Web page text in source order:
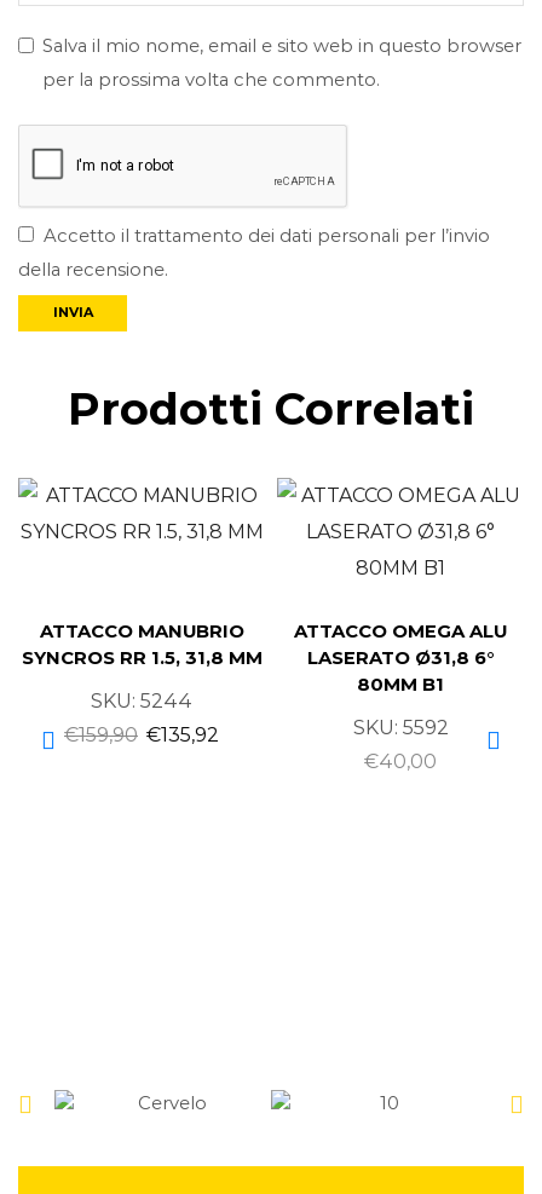
Salva il mio nome, email e sito web in questo browser
per la prossima volta che commento.
Accetto il trattamento dei dati personali per l’invio
della recensione.
Prodotti Correlati
ATTACCO MANUBRIO
SYNCROS RR 1.5, 31,8 MM
SKU: 5244
€159,90 €135,92
ATTACCO OMEGA ALU
LASERATO Ø31,8 6°
80MM B1
SKU: 5592
€40,00